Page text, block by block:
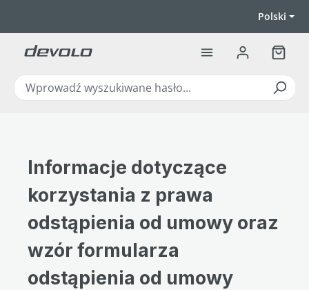
Polski
Informacje dotyczące
korzystania z prawa
odstąpienia od umowy oraz
wzór formularza
odstąpienia od umowy